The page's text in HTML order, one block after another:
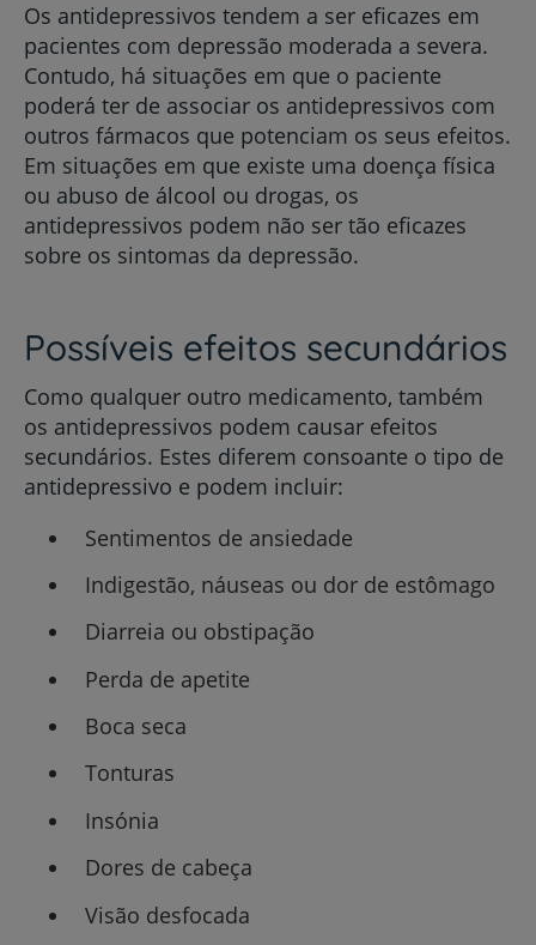
Os antidepressivos tendem a ser eficazes em
pacientes com depressão moderada a severa.
Contudo, há situações em que o paciente
poderá ter de associar os antidepressivos com
outros fármacos que potenciam os seus efeitos.
Em situações em que existe uma doença física
ou abuso de álcool ou drogas, os
antidepressivos podem não ser tão eficazes
sobre os sintomas da depressão.
Possíveis efeitos secundários
Como qualquer outro medicamento, também
os antidepressivos podem causar efeitos
secundários. Estes diferem consoante o tipo de
antidepressivo e podem incluir:
Sentimentos de ansiedade
Indigestão, náuseas ou dor de estômago
Diarreia ou obstipação
Perda de apetite
Boca seca
Tonturas
Insónia
Dores de cabeça
Visão desfocada